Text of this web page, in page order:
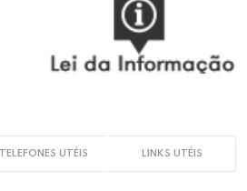
TELEFONES UTÉIS LINKS UTÉIS